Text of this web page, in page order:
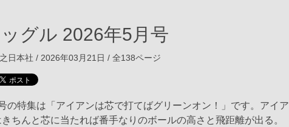
グル 2026年5月号
日本社 / 2026年03月21日 / 全138ページ
の特集は「アイアンは芯で打てばグリーンオン！」です。アイア
きちんと芯に当たれば番手なりのボールの高さと飛距離が出る。